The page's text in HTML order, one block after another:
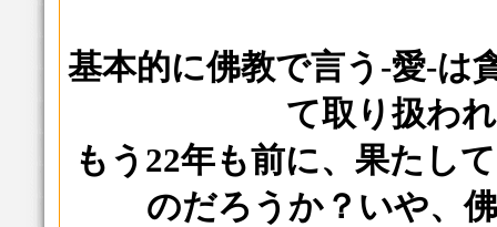
基本的に佛教で言う-愛-は
て取り扱わ
もう22年も前に、果たし
のだろうか？いや、